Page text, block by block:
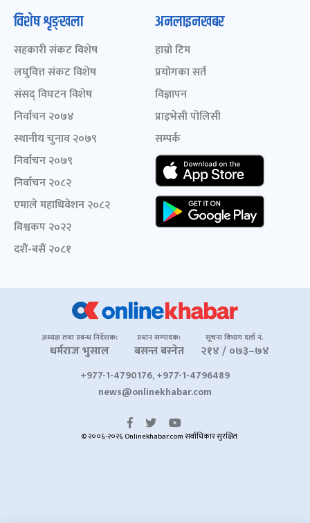
विशेष शृङ्खला
सहकारी संकट विशेष
लघुवित्त संकट विशेष
संसद् विघटन विशेष
निर्वाचन २०७४
स्थानीय चुनाव २०७९
निर्वाचन २०७९
निर्वाचन २०८२
एमाले महाधिवेशन २०८२
विश्वकप २०२२
दशैं-बसैं २०८१
अनलाइनखबर
हाम्रो टिम
प्रयोगका सर्त
विज्ञापन
प्राइभेसी पोलिसी
सम्पर्क
अध्यक्ष तथा प्रबन्ध निर्देशक:
धर्मराज भुसाल
प्रधान सम्पादक:
बसन्त बस्नेत
सूचना विभाग दर्ता नं.
२१४ / ०७३–७४
+977-1-4790176, +977-1-4796489
news@onlinekhabar.com
© २००६-२०२६ Onlinekhabar.com सर्वाधिकार सुरक्षित